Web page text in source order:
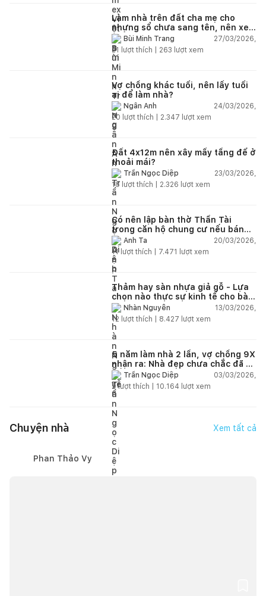
Làm nhà trên đất cha mẹ cho
nhưng sổ chưa sang tên, nên xem
tuổi ai?
Bùi Minh Trang
27/03/2026,
21
lượt thích | 263 lượt xem
Vợ chồng khác tuổi, nên lấy tuổi
ai để làm nhà?
Ngân Anh
24/03/2026,
20 lượt thích | 2.347 lượt xem
Đất 4x12m nên xây mấy tầng để ở
thoải mái?
Trần Ngọc Diệp
23/03/2026,
18 lượt thích | 2.326 lượt xem
Có nên lập bàn thờ Thần Tài
trong căn hộ chung cư nếu bán
hàng online?
Anh Ta
20/03/2026,
11lượt thích | 7.471 lượt xem
Thảm hay sàn nhựa giả gỗ - Lựa
chọn nào thực sự kinh tế cho bài
toán lâu dài?
Nhàn Nguyễn
13/03/2026,
12 lượt thích | 8.427 lượt xem
5 năm làm nhà 2 lần, vợ chồng 9X
nhận ra: Nhà đẹp chưa chắc đã dễ
sống!Trần Ngọc Diệp
03/03/2026,
9lượt thích | 10.164 lượt xem
Chuyện nhà Xem tất cả
Phan Thảo Vy